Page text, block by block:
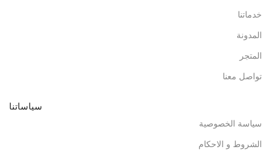
خدماتنا
المدونة
المتجر
تواصل معنا
سياساتنا
سياسة الخصوصية
الشروط و الاحكام